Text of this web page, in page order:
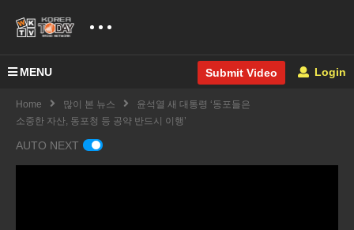
MENU Submit Video Login
Home 많이 본 뉴스
윤석열 새 대통령 ‘동포들은
소중한 자산, 동포청 등 공약 반드시 이행’
AUTO NEXT